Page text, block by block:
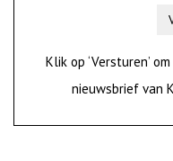
Klik op ‘Versturen’
nieuwsbrief van